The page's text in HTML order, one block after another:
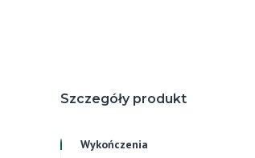
Szczegóły produkt
Wykończenia